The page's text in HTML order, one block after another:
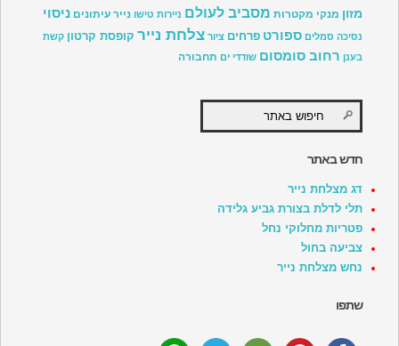
מזון מנקי מקטרות מסביב לעולם ניירות טישו נייר עיתונים ניסוי
נסיכה סמלים ספורט פרחים ציור צלחת נייר קופסת קרטון קשת
בענן רחוב סומסום שודדי ים תחבורה
חדש באתר
דג מצלחת נייר
תלי לדלת בצורת גביע גלידה
פטריות מחלוקי נחל
צביעה בחול
נחש מצלחת נייר
שתפו